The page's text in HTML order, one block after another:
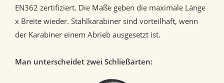
EN362 zertifiziert. Die Maße geben die maximale Länge
x Breite wieder. Stahlkarabiner sind vorteilhaft, wenn
der Karabiner einem Abrieb ausgesetzt ist.
Man unterscheidet zwei Schließarten: